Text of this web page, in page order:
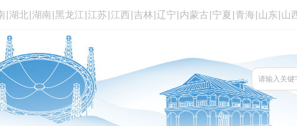
湖北 湖南 黑龙江 江苏 江西 吉林 辽宁 内蒙古 宁夏 青海 山东 山